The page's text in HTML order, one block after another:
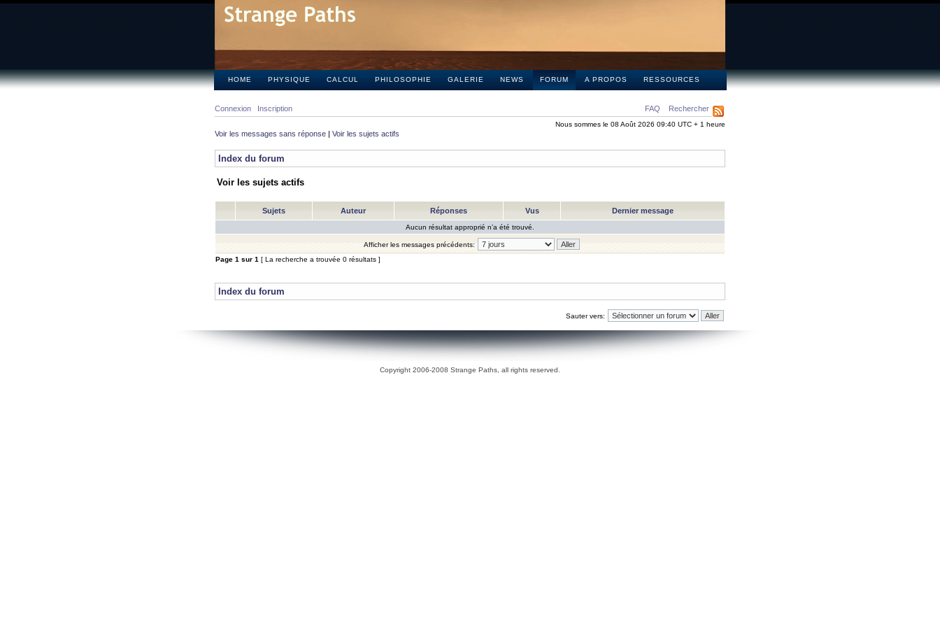
HOME PHYSIQUE CALCUL PHILOSOPHIE GALERIE NEWS FORUM A PROPOS RESSOURCES
FAQ Rechercher
Connexion Inscription
Nous sommes le 08 Août 2026 09:40 UTC + 1 heure
Voir les messages sans réponse | Voir les sujets actifs
Index du forum
Voir les sujets actifs
Sujets Auteur Réponses Vus Dernier message
Aucun résultat approprié n’a été trouvé.
Afficher les messages précédents:
Page 1 sur 1 [ La recherche a trouvée 0 résultats ]
Index du forum
Sauter vers:
Copyright 2006-2008 Strange Paths, all rights reserved.